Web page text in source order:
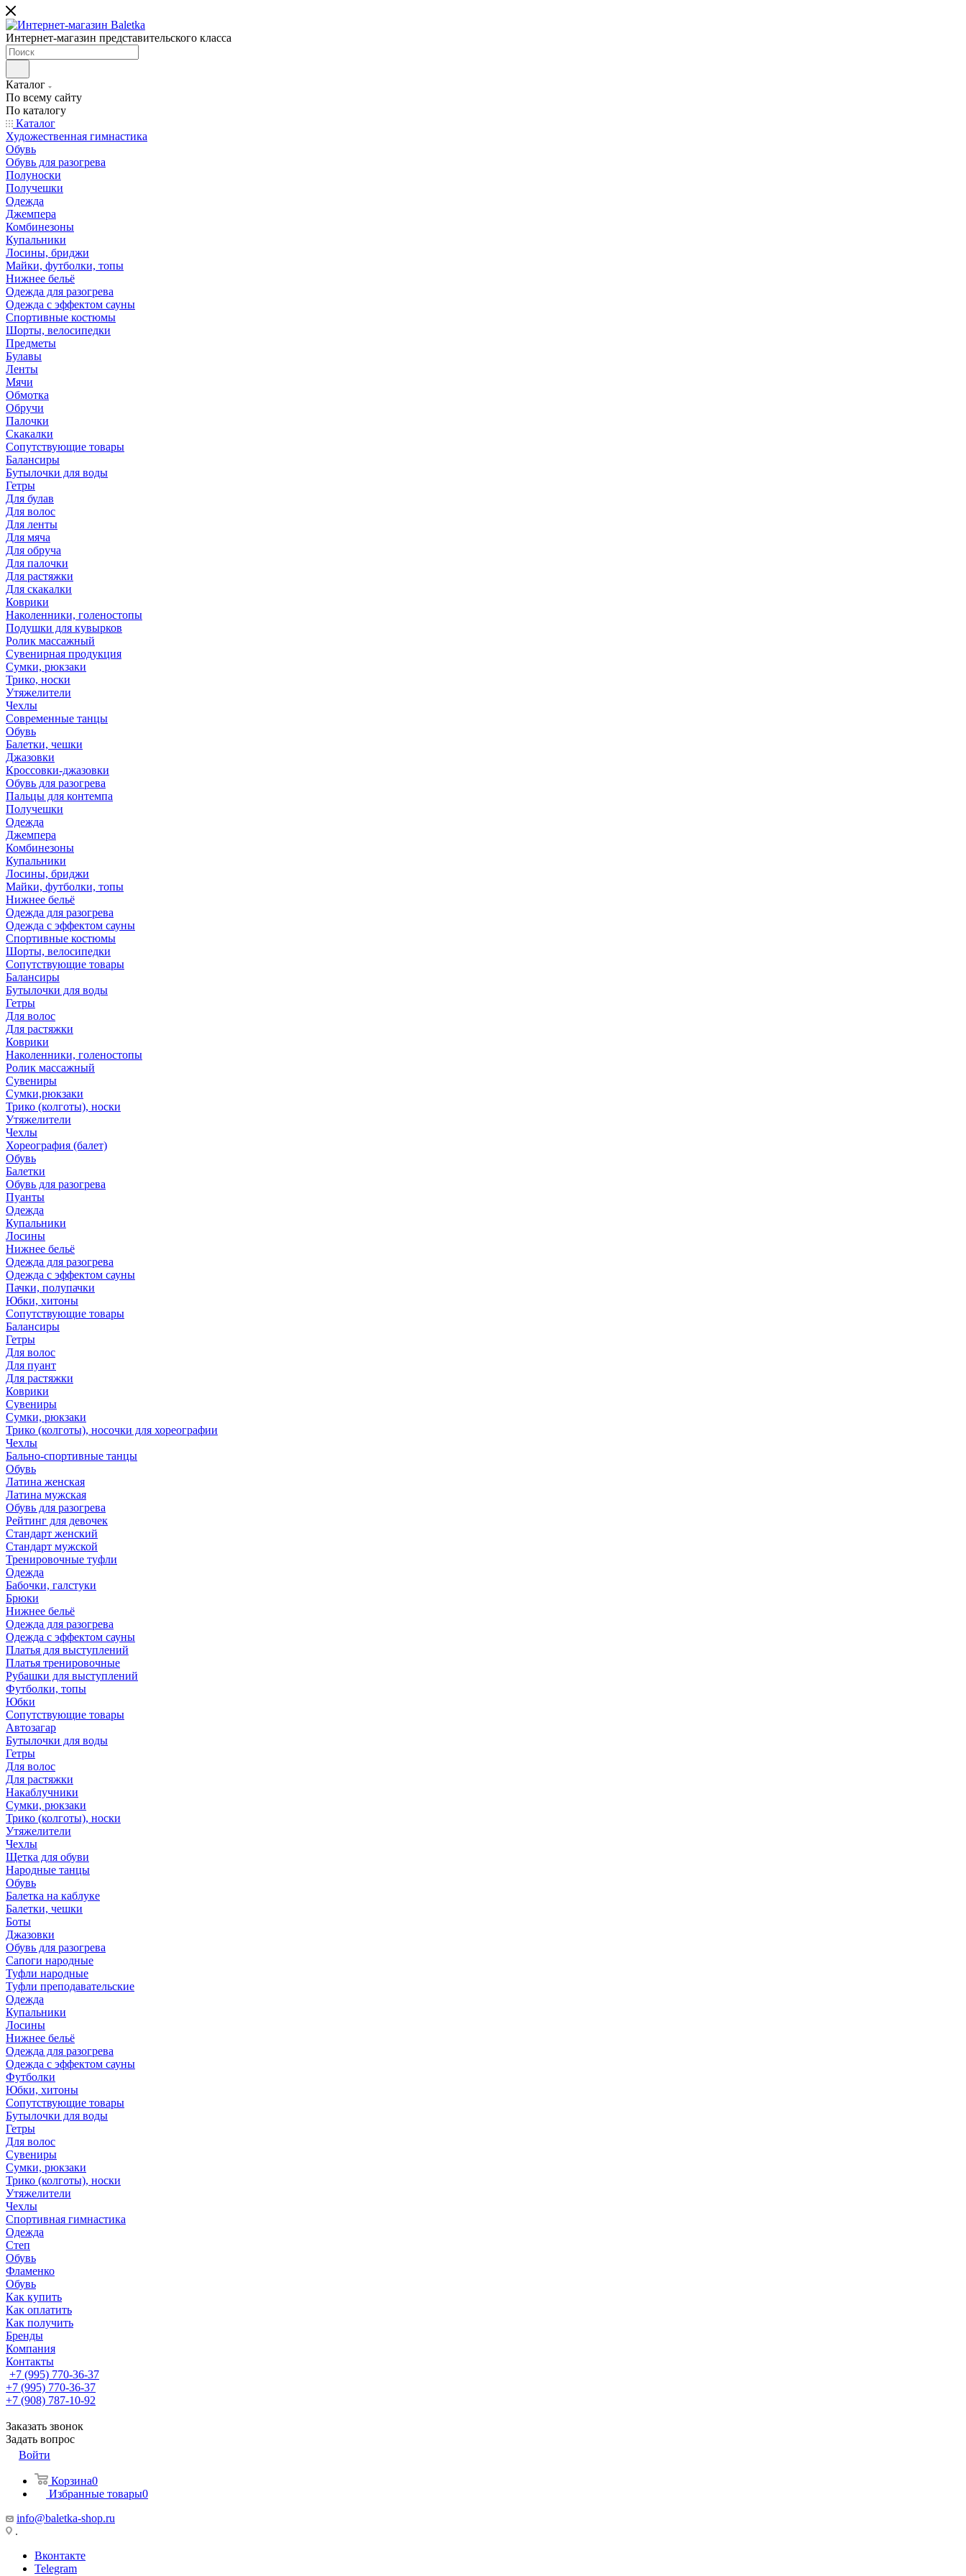
Интернет-магазин представительского класса
Каталог
По всему сайту
По каталогу
Каталог
Художественная гимнастика
Обувь
Обувь для разогрева
Полуноски
Получешки
Одежда
Джемпера
Комбинезоны
Купальники
Лосины, бриджи
Майки, футболки, топы
Нижнее бельё
Одежда для разогрева
Одежда с эффектом сауны
Спортивные костюмы
Шорты, велосипедки
Предметы
Булавы
Ленты
Мячи
Обмотка
Обручи
Палочки
Скакалки
Сопутствующие товары
Балансиры
Бутылочки для воды
Гетры
Для булав
Для волос
Для ленты
Для мяча
Для обруча
Для палочки
Для растяжки
Для скакалки
Коврики
Наколенники, голеностопы
Подушки для кувырков
Ролик массажный
Сувенирная продукция
Сумки, рюкзаки
Трико, носки
Утяжелители
Чехлы
Современные танцы
Обувь
Балетки, чешки
Джазовки
Кроссовки-джазовки
Обувь для разогрева
Пальцы для контемпа
Получешки
Одежда
Джемпера
Комбинезоны
Купальники
Лосины, бриджи
Майки, футболки, топы
Нижнее бельё
Одежда для разогрева
Одежда с эффектом сауны
Спортивные костюмы
Шорты, велосипедки
Сопутствующие товары
Балансиры
Бутылочки для воды
Гетры
Для волос
Для растяжки
Коврики
Наколенники, голеностопы
Ролик массажный
Сувениры
Сумки,рюкзаки
Трико (колготы), носки
Утяжелители
Чехлы
Хореография (балет)
Обувь
Балетки
Обувь для разогрева
Пуанты
Одежда
Купальники
Лосины
Нижнее бельё
Одежда для разогрева
Одежда с эффектом сауны
Пачки, полупачки
Юбки, хитоны
Сопутствующие товары
Балансиры
Гетры
Для волос
Для пуант
Для растяжки
Коврики
Сувениры
Сумки, рюкзаки
Трико (колготы), носочки для хореографии
Чехлы
Бально-спортивные танцы
Обувь
Латина женская
Латина мужская
Обувь для разогрева
Рейтинг для девочек
Стандарт женский
Стандарт мужской
Тренировочные туфли
Одежда
Бабочки, галстуки
Брюки
Нижнее бельё
Одежда для разогрева
Одежда с эффектом сауны
Платья для выступлений
Платья тренировочные
Рубашки для выступлений
Футболки, топы
Юбки
Сопутствующие товары
Автозагар
Бутылочки для воды
Гетры
Для волос
Для растяжки
Накаблучники
Сумки, рюкзаки
Трико (колготы), носки
Утяжелители
Чехлы
Щетка для обуви
Народные танцы
Обувь
Балетка на каблуке
Балетки, чешки
Боты
Джазовки
Обувь для разогрева
Сапоги народные
Туфли народные
Туфли преподавательские
Одежда
Купальники
Лосины
Нижнее бельё
Одежда для разогрева
Одежда с эффектом сауны
Футболки
Юбки, хитоны
Сопутствующие товары
Бутылочки для воды
Гетры
Для волос
Сувениры
Сумки, рюкзаки
Трико (колготы), носки
Утяжелители
Чехлы
Спортивная гимнастика
Одежда
Степ
Обувь
Фламенко
Обувь
Как купить
Как оплатить
Как получить
Бренды
Компания
Контакты
+7 (995) 770-36-37
+7 (995) 770-36-37
+7 (908) 787-10-92
Заказать звонок
Задать вопрос
Войти
Корзина0
Избранные товары0
info@baletka-shop.ru
.
Вконтакте
Telegram